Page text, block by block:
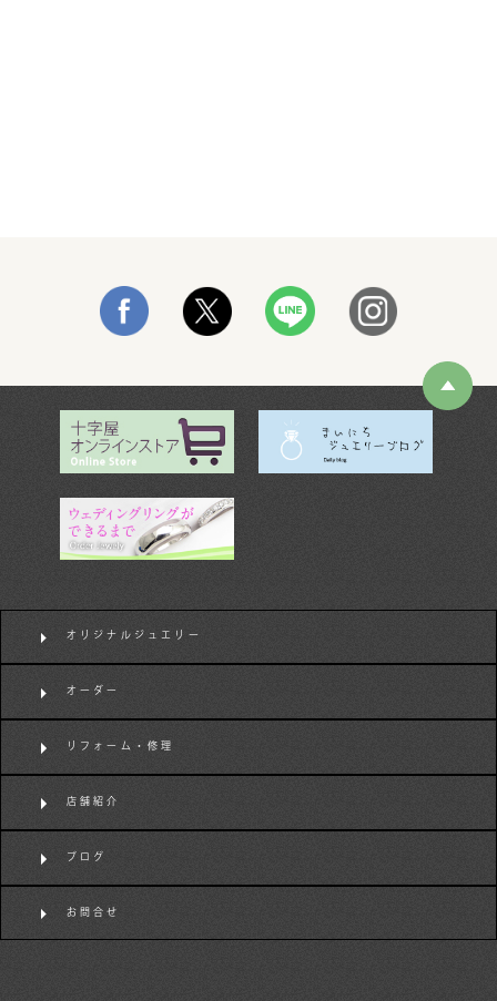
オリジナルジュエリー
オーダー
リフォーム・修理
店舗紹介
ブログ
お問合せ